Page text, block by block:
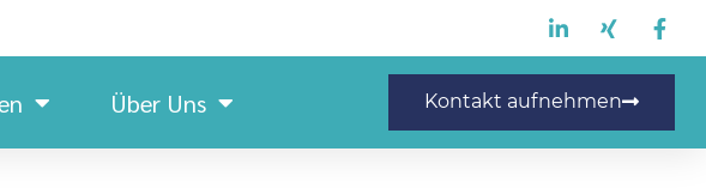
Über Uns Kontakt aufnehmen